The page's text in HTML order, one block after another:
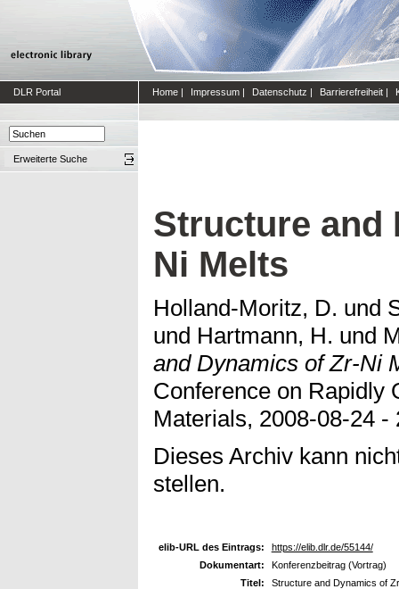
DLR Portal Home | Impressum | Datenschutz | Barrierefreiheit |
Erweiterte Suche
Structure and
Ni Melts
Holland-Moritz, D. und
und Hartmann, H. und
and Dynamics of Zr-Ni
Conference on Rapidly
Materials, 2008-08-24
Dieses Archiv kann
stellen.
elib-URL des Eintrags:
https://elib.dlr.de/55144/
Dokumentart:
Konferenzbeitrag (Vortrag)
Titel:
Structure and Dynamics of